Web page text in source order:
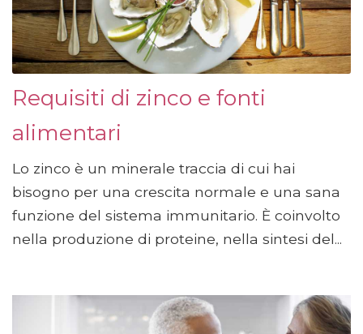
Requisiti di zinco e fonti
alimentari
Lo zinco è un minerale traccia di cui hai
bisogno per una crescita normale e una sana
funzione del sistema immunitario. È coinvolto
nella produzione di proteine, nella sintesi del...